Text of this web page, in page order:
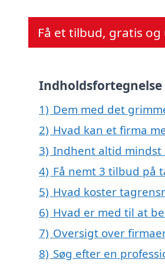
Få et tilbud, gratis
Indholdsfortegnelse
1) Dem med det
2) Hvad kan et firma
3) Indhent altid mindst
4) Få nemt 3 tilbud på
5) Hvad koster
6) Hvad er med til at
7) Oversigt over
8) Søg efter en